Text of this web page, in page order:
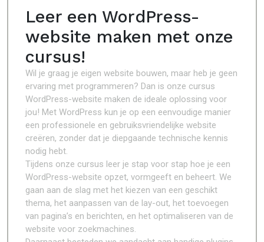
Leer een WordPress-
website maken met onze
cursus!
Wil je graag je eigen website bouwen, maar heb je geen
ervaring met programmeren? Dan is onze cursus
WordPress-website maken de ideale oplossing voor
jou! Met WordPress kun je op een eenvoudige manier
een professionele en gebruiksvriendelijke website
creëren, zonder dat je diepgaande technische kennis
nodig hebt.
Tijdens onze cursus leer je stap voor stap hoe je een
WordPress-website opzet, vormgeeft en beheert. We
gaan aan de slag met het kiezen van een geschikt
thema, het aanpassen van de lay-out, het toevoegen
van pagina’s en berichten, en het optimaliseren van de
website voor zoekmachines.